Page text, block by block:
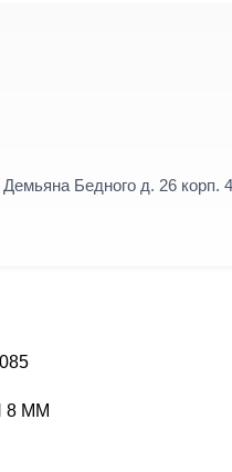
Демьяна Бедного д. 26 корп.
8 ММ